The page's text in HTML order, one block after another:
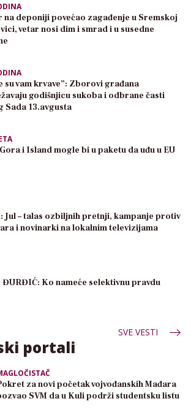
na deponiji povećao zagađenje u Sremskoj
vetar nosi dim i smrad i u susedne
su vam krvave”: Zborovi građana
godišnjicu sukoba i odbrane časti
Sada 13.avgusta
i Island mogle bi u paketu da uđu u EU
Jul – talas ozbiljnih pretnji, kampanje protiv
i novinarki na lokalnim televizijama
ĐURĐIĆ: Ko nameće selektivnu pravdu
SVE VESTI
portali
za novi početak vojvođanskih Mađara
SVM da u Kuli podrži studentsku listu